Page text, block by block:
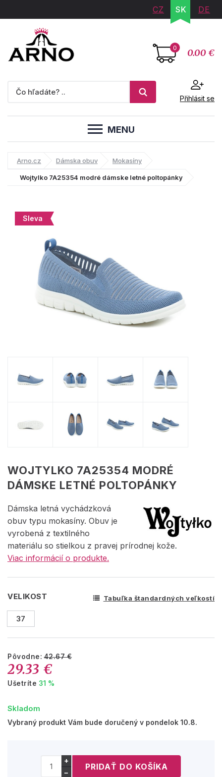
CZ SK DE
0 0.00 €
Přihlásit se
MENU
Arno.cz Dámska obuv Mokasíny
Wojtylko 7A25354 modré dámske letné poltopánky
Sleva
WOJTYLKO 7A25354 MODRÉ
DÁMSKE LETNÉ POLTOPÁNKY
Dámska letná vychádzková
obuv typu mokasíny. Obuv je
vyrobená z textilného
materiálu so stielkou z pravej prírodnej kože.
Viac informácií o produkte.
VELIKOST Tabuľka štandardných veľkostí
37
Pôvodne:42.67 €
29.33 €
Ušetríte 31 %
Skladom
Vybraný produkt Vám bude doručený v pondelok 10.8.
+
−